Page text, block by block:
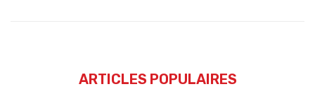
ARTICLES POPULAIRES